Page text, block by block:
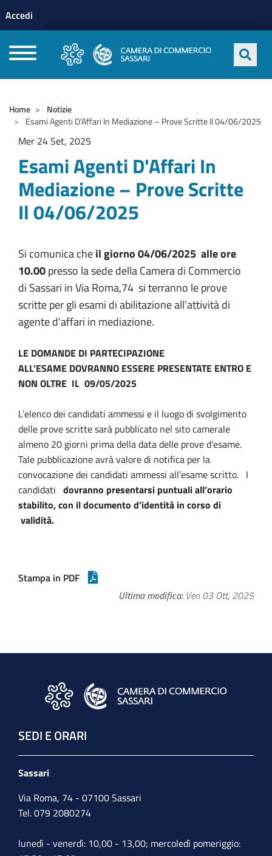
profilo utente
Accedi
Home
Notizie
Esami Agenti D'Affari In Mediazione – Prove Scritte Il 04/06/2025
Mer 24 Set, 2025
Esami Agenti D'Affari In
Mediazione – Prove Scritte
Il 04/06/2025
Si comunica cheil giorno 04/06/2025 alle ore
10.00presso la sede della Camera di Commercio
di Sassari in Via Roma,74 si terranno le prove
scritte per gli esami di abilitazione all’attività di
agente d'affari in mediazione.
LE DOMANDE DI PARTECIPAZIONE
ALL’ESAME DOVRANNO ESSERE PRESENTATE ENTRO E
NON OLTRE IL 09/05/2025
L’elenco dei candidati ammessi e il luogo di svolgimento
delle prove scritte sarà pubblicato nel sito camerale
almeno 20 giorni prima della data delle prove d’esame.
Tale pubblicazione avrà valore di notifica per la
convocazione dei candidati ammessi all’esame scritto. I
candidati dovranno presentarsi puntuali all’orario
stabilito, con il documento d’identità in corso di
validità.
Stampa in PDF
Ultima modifica Ven 03 Ott, 2025
SEDI E ORARI
Sassari
Via Roma, 74 - 07100 Sassari
Tel. 079 2080274
lunedì - venerdì: 10,00 - 13,00; mercoledì pomeriggio: